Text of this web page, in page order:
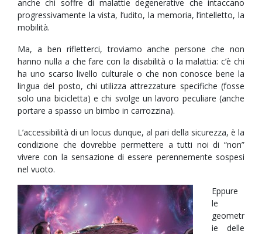
anche chi soffre di malattie degenerative che intaccano
progressivamente la vista, l’udito, la memoria, l’intelletto, la
mobilità.
Ma, a ben rifletterci, troviamo anche persone che non
hanno nulla a che fare con la disabilità o la malattia: c’è chi
ha uno scarso livello culturale o che non conosce bene la
lingua del posto, chi utilizza attrezzature specifiche (fosse
solo una bicicletta) e chi svolge un lavoro peculiare (anche
portare a spasso un bimbo in carrozzina).
L’accessibilità di un locus dunque, al pari della sicurezza, è la
condizione che dovrebbe permettere a tutti noi di “non”
vivere con la sensazione di essere perennemente sospesi
nel vuoto.
Eppure
le
geometr
ie delle